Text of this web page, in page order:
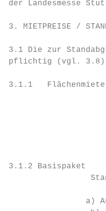
der Landesmesse
3. MIETPREISE /
3.1 Die zur
pflichtig (vgl. 3.8).
3.1.1
3.1.2